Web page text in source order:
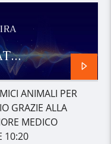
ANIMALI PER
GRAZIE ALLA
MEDICO
10:20